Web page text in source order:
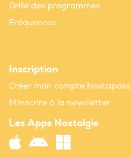
Grille des programmes
Fréquences
Inscription
Créer mon compte Nostapass
M'inscrire à la newsletter
Les Apps Nostalgie